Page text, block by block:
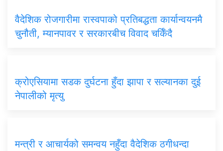
वैदेशिक रोजगारीमा रास्वपाको प्रतिबद्धता कार्यान्वयनमै
चुनौती, म्यानपावर र सरकारबीच विवाद चर्किँदै
क्रोएसियामा सडक दुर्घटना हुँदा झापा र सल्यानका दुई
नेपालीको मृत्यु
मन्त्री र आचार्यको समन्वय नहुँदा वैदेशिक ठगीधन्दा